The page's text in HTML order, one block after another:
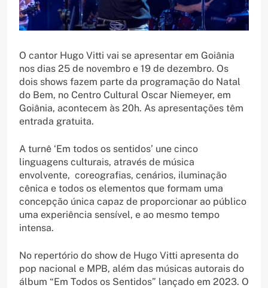
O cantor Hugo Vitti vai se apresentar em Goiânia
nos dias 25 de novembro e 19 de dezembro. Os
dois shows fazem parte da programação do Natal
do Bem, no Centro Cultural Oscar Niemeyer, em
Goiânia, acontecem às 20h. As apresentações têm
entrada gratuita.
A turnê ‘Em todos os sentidos’ une cinco
linguagens culturais, através de música
envolvente, coreografias, cenários, iluminação
cênica e todos os elementos que formam uma
concepção única capaz de proporcionar ao público
uma experiência sensível, e ao mesmo tempo
intensa.
No repertório do show de Hugo Vitti apresenta do
pop nacional e MPB, além das músicas autorais do
álbum “Em Todos os Sentidos” lançado em 2023. O